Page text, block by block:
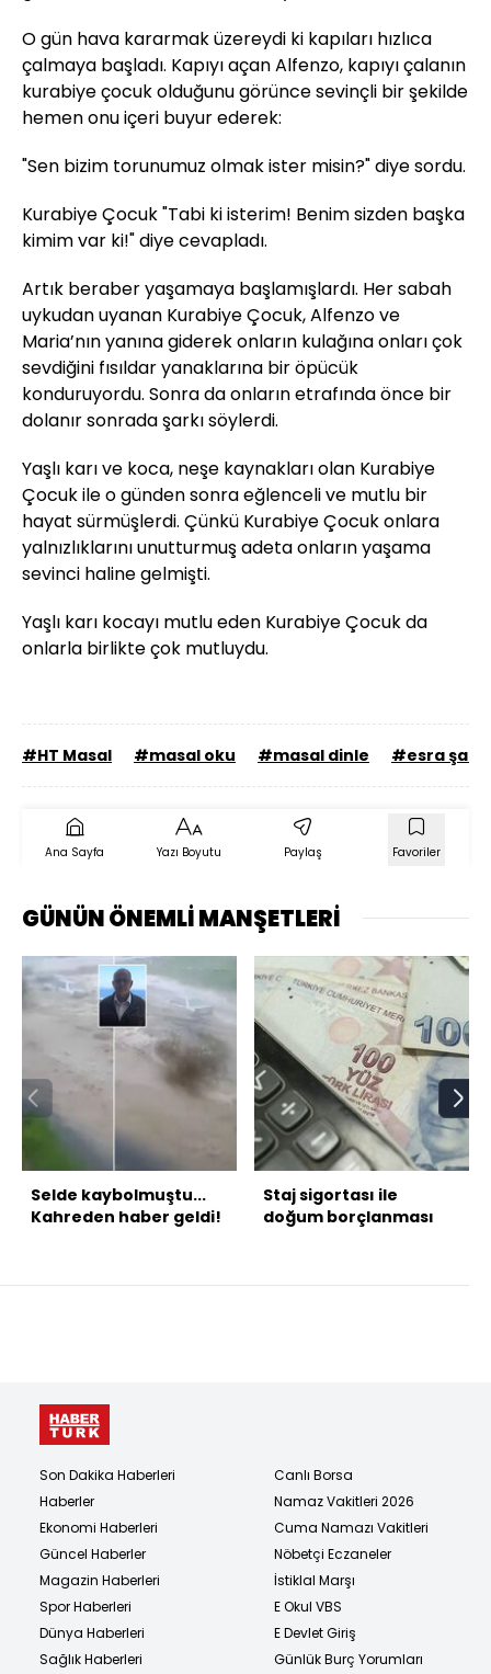
O gün hava kararmak üzereydi ki kapıları hızlıca
çalmaya başladı. Kapıyı açan Alfenzo, kapıyı çalanın
kurabiye çocuk olduğunu görünce sevinçli bir şekilde
hemen onu içeri buyur ederek:
"Sen bizim torunumuz olmak ister misin?" diye sordu.
Kurabiye Çocuk "Tabi ki isterim! Benim sizden başka
kimim var ki!" diye cevapladı.
Artık beraber yaşamaya başlamışlardı. Her sabah
uykudan uyanan Kurabiye Çocuk, Alfenzo ve
Maria’nın yanına giderek onların kulağına onları çok
sevdiğini fısıldar yanaklarına bir öpücük
konduruyordu. Sonra da onların etrafında önce bir
dolanır sonrada şarkı söylerdi.
Yaşlı karı ve koca, neşe kaynakları olan Kurabiye
Çocuk ile o günden sonra eğlenceli ve mutlu bir
hayat sürmüşlerdi. Çünkü Kurabiye Çocuk onlara
yalnızlıklarını unutturmuş adeta onların yaşama
sevinci haline gelmişti.
Yaşlı karı kocayı mutlu eden Kurabiye Çocuk da
onlarla birlikte çok mutluydu.
#HT Masal #masal oku #masal dinle #esra
Ana Sayfa Yazı Boyutu Paylaş Favoriler
GÜNÜN ÖNEMLİ MANŞETLERİ
Selde kaybolmuştu...
Kahreden haber geldi!
Staj sigortası ile
doğum borçlanması
Son Dakika Haberleri
Haberler
Ekonomi Haberleri
Güncel Haberler
Magazin Haberleri
Spor Haberleri
Dünya Haberleri
Sağlık Haberleri
Canlı Borsa
Namaz Vakitleri 2026
Cuma Namazı Vakitleri
Nöbetçi Eczaneler
İstiklal Marşı
E Okul VBS
E Devlet Giriş
Günlük Burç Yorumları